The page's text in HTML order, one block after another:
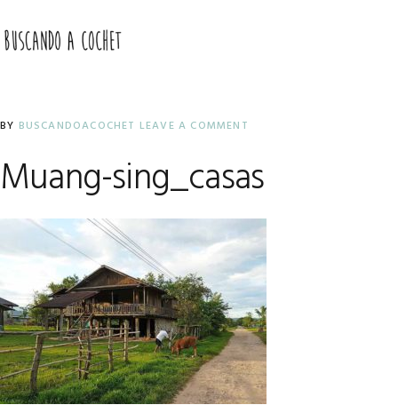
to
primary
to
main
to
primary
BY BUSCANDOACOCHET LEAVE A COMMENT
Muang-sing_casas